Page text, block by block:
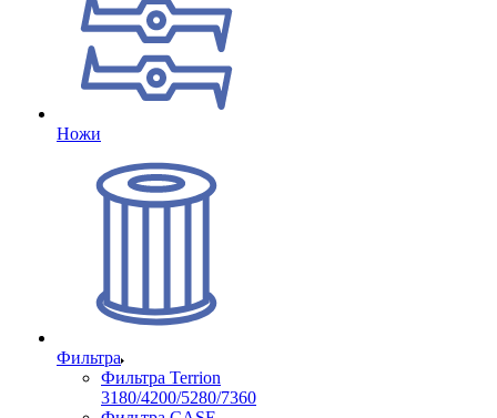
Ножи
Фильтра
Фильтра Terrion
3180/4200/5280/7360